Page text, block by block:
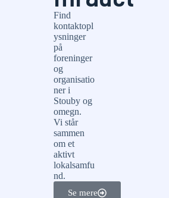
Find
kontaktopl
ysninger
på
foreninger
og
organisatio
ner i
Stouby og
omegn.
Vi står
sammen
om et
aktivt
lokalsamfu
nd.
Se mere